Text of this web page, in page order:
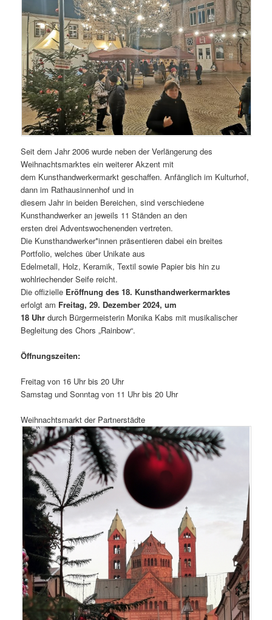
Seit dem Jahr 2006 wurde neben der Verlängerung des
Weihnachtsmarktes ein weiterer Akzent mit
dem Kunsthandwerkermarkt geschaffen. Anfänglich im Kulturhof,
dann im Rathausinnenhof und in
diesem Jahr in beiden Bereichen, sind verschiedene
Kunsthandwerker an jeweils 11 Ständen an den
ersten drei Adventswochenenden vertreten.
Die Kunsthandwerker*innen präsentieren dabei ein breites
Portfolio, welches über Unikate aus
Edelmetall, Holz, Keramik, Textil sowie Papier bis hin zu
wohlriechender Seife reicht.
Die offizielle Eröffnung des 18. Kunsthandwerkermarktes
erfolgt am Freitag, 29. Dezember 2024, um
18 Uhr durch Bürgermeisterin Monika Kabs mit musikalischer
Begleitung des Chors „Rainbow“.
Öffnungszeiten:
Freitag von 16 Uhr bis 20 Uhr
Samstag und Sonntag von 11 Uhr bis 20 Uhr
Weihnachtsmarkt der Partnerstädte